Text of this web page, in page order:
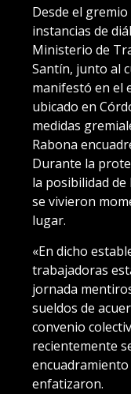
Desde el
instancias de
Ministerio de
Santín, junto al
manifestó en el
ubicado en
medidas
Rabona
Durante la
la posibilidad
se vivieron
lugar.
«En dicho
trabajadoras
jornada
sueldos de
convenio
recientemente
enfatizaron.